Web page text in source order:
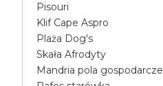
Pisouri
Klif Cape Aspro
Plaża Dog's
Skała Afrodyty
Mandria pola gospodarcze